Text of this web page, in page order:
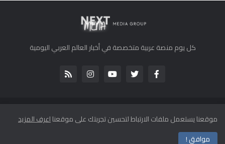
كل يوم منصة عربية متخصصة في أخبار العالم العربي اليومية
جميع الحقوق محفوظة لموقع كل يوم 2013-2022 ©
الرئيسية
موقعنا يستعمل ملفات الارتباط لتحسين تجربتك على موقعنااعرف المزيد
موافق !